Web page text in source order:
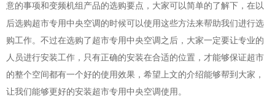
意的事项和变频机组产品的选购要点，大家可以简单的了解下，在以
后选购超市专用中央空调的时候可以使用这些方法来帮助我们进行选
购工作。不过在选购了超市专用中央空调之后，大家一定要让专业的
人员进行安装工作，只有正确的安装在合适的位置，才能够保证超市
的整个空间都有一个好的使用效果，希望上文的介绍能够帮到大家，
让我们能够更好的安装超市专用中央空调使用 。